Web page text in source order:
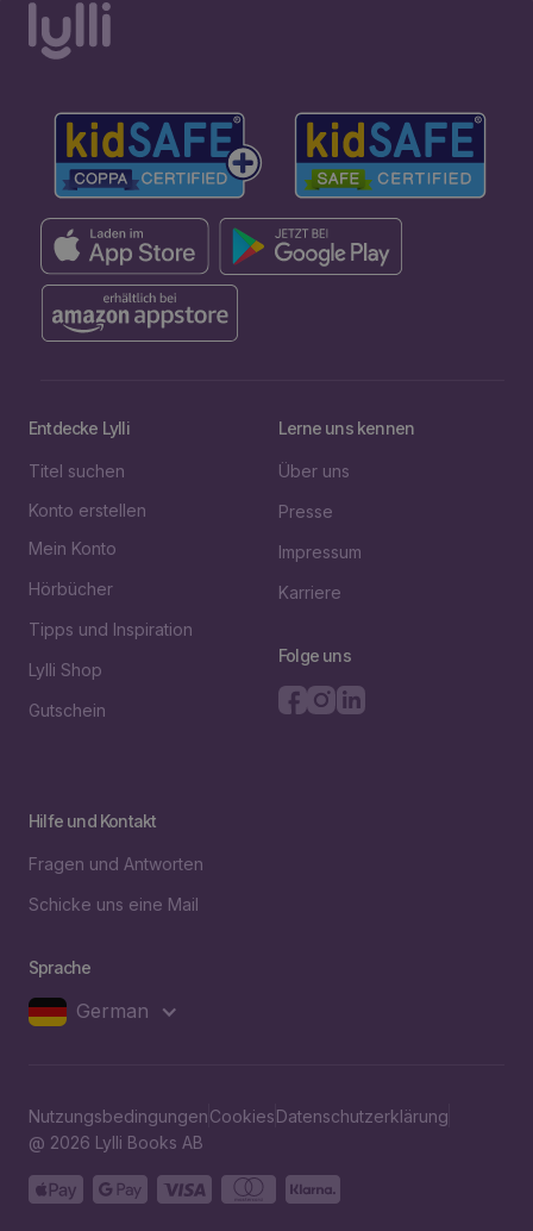
Entdecke Lylli
Titel suchen
Konto erstellen
Mein Konto
Hörbücher
Tipps und Inspiration
Lylli Shop
Gutschein
Lerne uns kennen
Über uns
Presse
Impressum
Karriere
Folge uns
Hilfe und Kontakt
Fragen und Antworten
Schicke uns eine Mail
Sprache
German
NutzungsbedingungenCookiesDatenschutzerklärung
@ 2026 Lylli Books AB